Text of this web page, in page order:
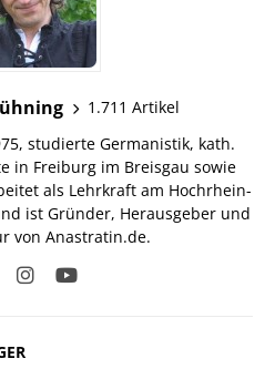
1.711 Artikel
studierte Germanistik, kath.
in Freiburg im Breisgau sowie
als Lehrkraft am Hochrhein-
ist Gründer, Herausgeber und
von Anastratin.de.